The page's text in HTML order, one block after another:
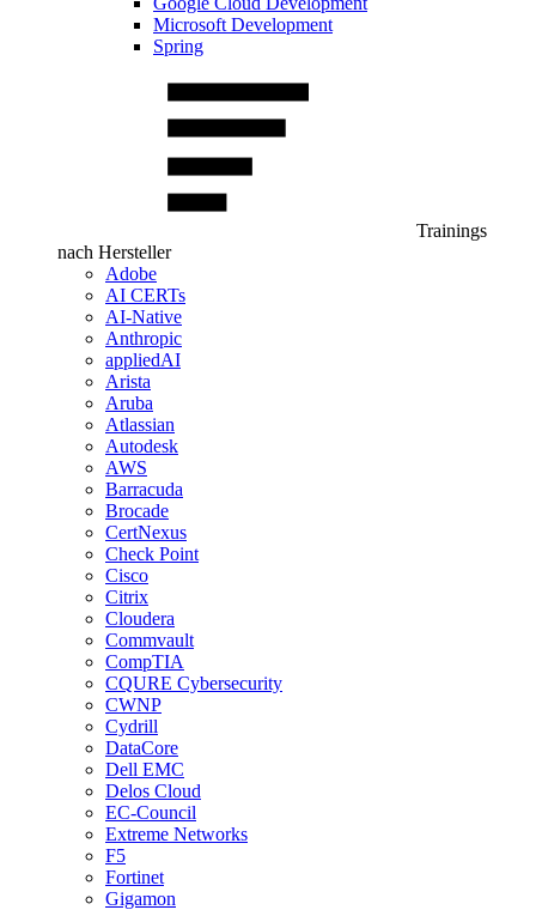
Microsoft Development
Spring
Trainings
nach Hersteller
Adobe
AI CERTs
AI-Native
Anthropic
appliedAI
Arista
Aruba
Atlassian
Autodesk
AWS
Barracuda
Brocade
CertNexus
Check Point
Cisco
Citrix
Cloudera
Commvault
CompTIA
CQURE Cybersecurity
CWNP
Cydrill
DataCore
Dell EMC
Delos Cloud
EC-Council
Extreme Networks
F5
Fortinet
Gigamon